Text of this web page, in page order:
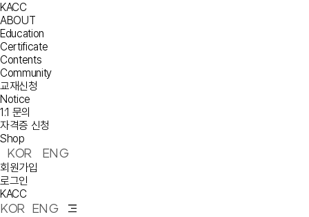
KACC
ABOUT
Education
Certificate
Contents
Community
교재신청
Notice
1:1 문의
자격증 신청
Shop
KOR ENG
회원가입
로그인
KACC
KOR ENG